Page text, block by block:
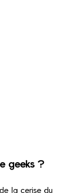
geeks ?
la cerise du